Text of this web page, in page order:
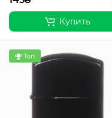
Купить
Топ